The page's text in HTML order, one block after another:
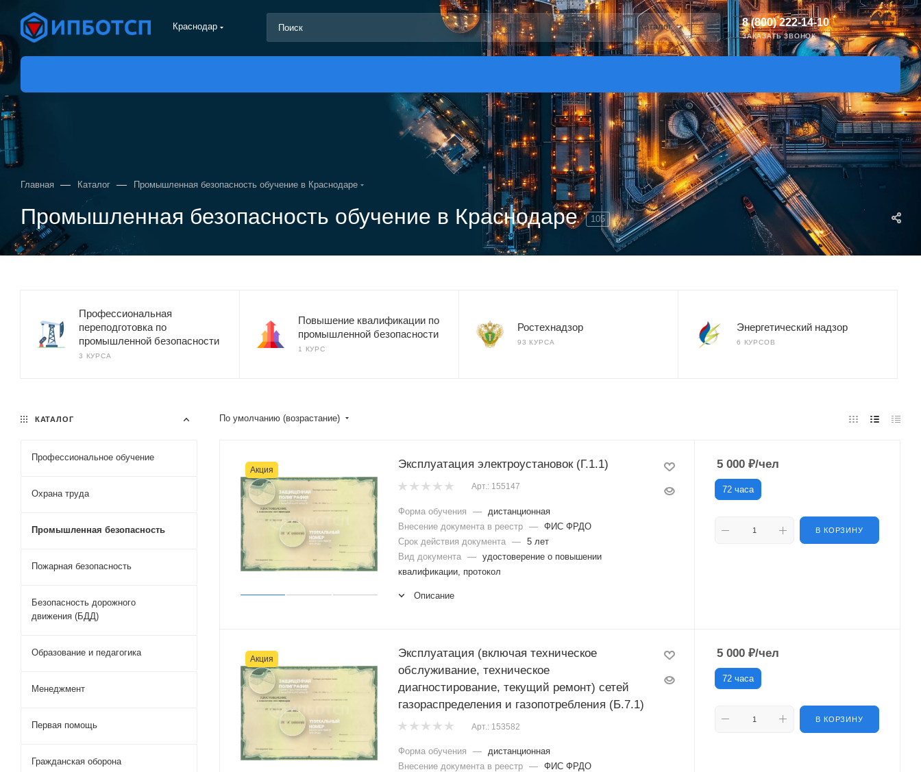
Краснодар Каталог 8 (800) 222-14-10
ЗАКАЗАТЬ ЗВОНОК
Главная — Каталог — Промышленная безопасность обучение в Краснодаре
Промышленная безопасность обучение в Краснодаре 105
Профессиональная
переподготовка по
промышленной безопасности
3 КУРСА
Повышение квалификации по
промышленной безопасности
1 КУРС
Ростехнадзор
93 КУРСА
Энергетический надзор
6 КУРСОВ
По умолчанию (возрастание)
Акция Эксплуатация электроустановок (Г.1.1)
Арт.: 155147
Форма обучения —
дистанционная
Внесение документа в реестр — ФИС ФРДО
Срок действия документа — 5 лет
Вид документа — удостоверение о повышении
квалификации, протокол
Описание
5 000 ₽/чел
72 часа
В КОРЗИНУ
Акция
Эксплуатация (включая техническое
обслуживание, техническое
диагностирование, текущий ремонт) сетей
газораспределения и газопотребления (Б.7.1)
Арт.: 153582
Форма обучения — дистанционная
Внесение документа в реестр — ФИС ФРДО
5 000 ₽/чел
72 часа
В КОРЗИНУ
КАТАЛОГ
Профессиональное обучение
Охрана труда
Промышленная безопасность
Пожарная безопасность
Безопасность дорожного
движения (БДД)
Образование и педагогика
Менеджмент
Первая помощь
Гражданская оборона